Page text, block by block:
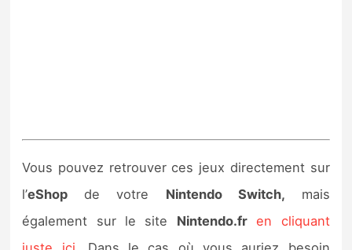
Vous pouvez retrouver ces jeux directement sur
l’eShop de votre Nintendo Switch, mais
également sur le site Nintendo.fr en cliquant